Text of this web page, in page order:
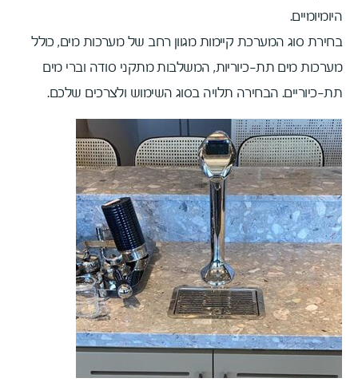
היומיומיים.
בחירת סוג המערכת קיימות מגוון רחב של מערכות מים, כולל
מערכות מים תת-כיוריות, המשלבות מתקני סודה וברי מים
תת-כיוריים. הבחירה תלויה בסוג השימוש ולצרכים שלכם.